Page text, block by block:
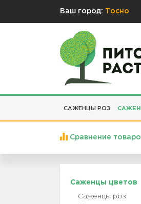
Ваш город: Тосно
САЖЕНЦЫ РОЗ
Сравнение
Саженцы цветов
Саженцы роз